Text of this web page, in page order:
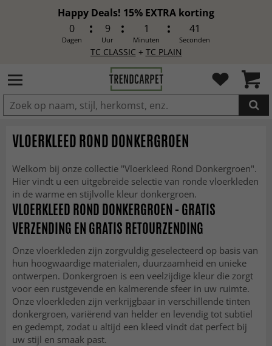
Happy Deals! 15% EXTRA korting
0
Dagen
9
Uur
1
Minuten
39
Seconden
TC CLASSIC + TC PLAIN
IN DE WINKELWAGEN GELEGD
VLOERKLEED ROND DONKERGROEN
Welkom bij onze collectie "Vloerkleed Rond Donkergroen".
Hier vindt u een uitgebreide selectie van ronde vloerkleden
in de warme en stijlvolle kleur donkergroen.
VLOERKLEED ROND DONKERGROEN - GRATIS
VERZENDING EN GRATIS RETOURZENDING
Onze vloerkleden zijn zorgvuldig geselecteerd op basis van
hun hoogwaardige materialen, duurzaamheid en unieke
ontwerpen. Donkergroen is een veelzijdige kleur die zorgt
voor een rustgevende en kalmerende sfeer in uw ruimte.
Onze vloerkleden zijn verkrijgbaar in verschillende tinten
donkergroen, variërend van helder en levendig tot subtiel
en gedempt, zodat u altijd een kleed vindt dat perfect bij
uw stijl en smaak past.